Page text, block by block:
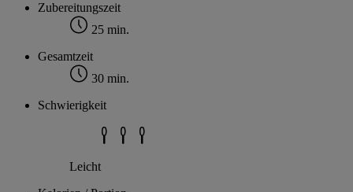
Zubereitungszeit
25 min.
Gesamtzeit
30 min.
Schwierigkeit
Leicht